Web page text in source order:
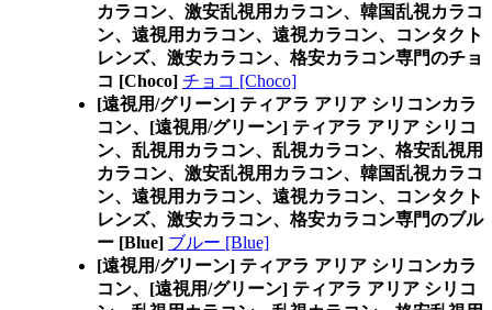
カラコン、激安乱視用カラコン、韓国乱視カラコ
ン、遠視用カラコン、遠視カラコン、コンタクト
レンズ、激安カラコン、格安カラコン専門のチョ
コ [Choco] チョコ [Choco]
[遠視用/グリーン] ティアラ アリア シリコンカラ
コン、 [遠視用/グリーン] ティアラ アリア シリコ
ン、乱視用カラコン、乱視カラコン、格安乱視用
カラコン、激安乱視用カラコン、韓国乱視カラコ
ン、遠視用カラコン、遠視カラコン、コンタクト
レンズ、激安カラコン、格安カラコン専門のブル
ー [Blue] ブルー [Blue]
[遠視用/グリーン] ティアラ アリア シリコンカラ
コン、 [遠視用/グリーン] ティアラ アリア シリコ